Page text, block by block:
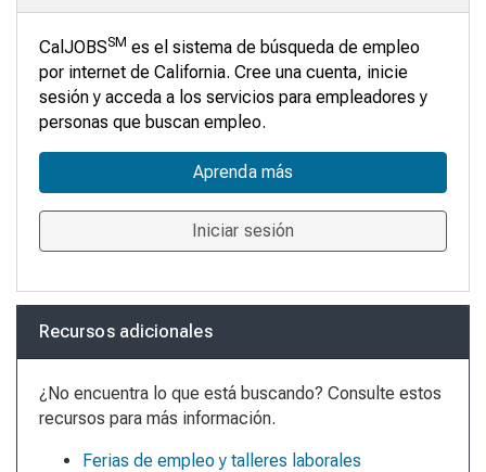
CalJOBSSM es el sistema de búsqueda de empleo
por internet de California. Cree una cuenta, inicie
sesión y acceda a los servicios para empleadores y
personas que buscan empleo.
Aprenda más
Iniciar sesión
Recursos adicionales
¿No encuentra lo que está buscando? Consulte estos
recursos para más información.
Ferias de empleo y talleres laborales